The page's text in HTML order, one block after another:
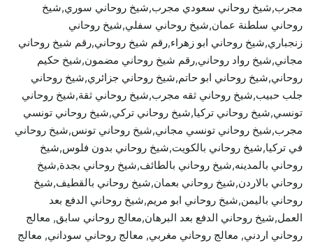
مجرب,شيخ روحاني سعودي مجرب,شيخ روحاني سوري,شيخ
روحاني سلطنة عمان,شيخ روحاني سفلي,شيخ روحاني
زنجباري,شيخ روحاني ابو زهراء,رقم شيخ روحاني,رقم شيخ روحاني
مجاني,شيخ رواد روحاني,رقم شيخ روحاني مضمون,شيخ حكيم
روحاني,شيخ روحاني ابو حاتم,شيخ روحاني جزائري,شيخ روحاني
جلب حبيب,شيخ روحاني ثقه مجرب,شيخ روحاني ثقة,شيخ روحاني
تونسي,شيخ روحاني تركيا,شيخ روحاني تركي,شيخ روحاني تونسي
مجرب,شيخ روحاني تونسي مجاني,شيخ روحاني تونس,شيخ روحاني
في تركيا,شيخ روحاني بالكويت,شيخ روحاني بدون فلوس,شيخ
روحاني بالمدينه,شيخ روحاني بالطائف,شيخ روحاني بجدة,شيخ
روحاني بالاردن,شيخ روحاني بعمان,شيخ روحاني بالقطيف,شيخ
روحاني باليمن,شيخ روحاني ابو مريم,شيخ روحاني الدفع بعد
العمل,شيخ روحاني الدفع بعد البرهان,معالج روحاني سابق, معالج
روحاني اردني, معالج روحاني مغربي, معالج روحاني سوداني, معالج